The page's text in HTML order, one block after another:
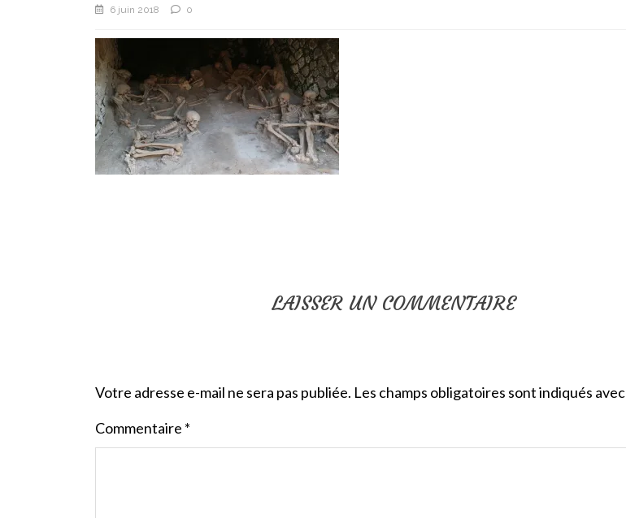
6 juin 2018 0
LAISSER UN COMMENTAIRE
Votre adresse e-mail ne sera pas publiée. Les champs obligatoires sont indiqués avec
Commentaire *